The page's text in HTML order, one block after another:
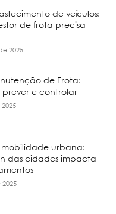
de veículos:
de frota precisa
2025
de Frota:
prever e controlar
urbana:
das cidades impacta